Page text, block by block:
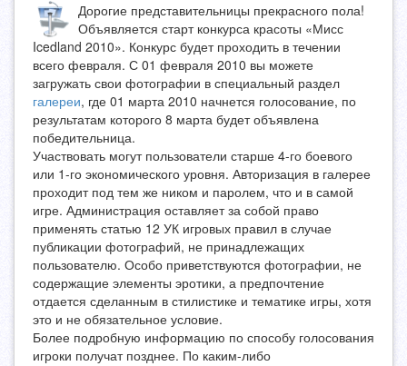
Дорогие представительницы прекрасного пола!
Объявляется старт конкурса красоты «Мисс
Icedland 2010». Конкурс будет проходить в течении
всего февраля. С 01 февраля 2010 вы можете
загружать свои фотографии в специальный раздел
галереи, где 01 марта 2010 начнется голосование, по
результатам которого 8 марта будет объявлена
победительница.
Участвовать могут пользователи старше 4-го боевого
или 1-го экономического уровня. Авторизация в галерее
проходит под тем же ником и паролем, что и в самой
игре. Администрация оставляет за собой право
применять статью 12 УК игровых правил в случае
публикации фотографий, не принадлежащих
пользователю. Особо приветствуются фотографии, не
содержащие элементы эротики, а предпочтение
отдается сделанным в стилистике и тематике игры, хотя
это и не обязательное условие.
Более подробную информацию по способу голосования
игроки получат позднее. По каким-либо